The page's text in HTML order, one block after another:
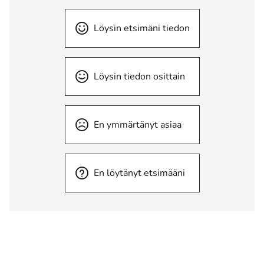
Löysin etsimäni tiedon
Löysin tiedon osittain
En ymmärtänyt asiaa
En löytänyt etsimääni